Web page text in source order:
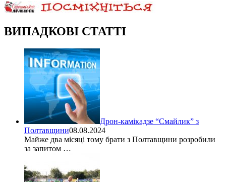
ВИПАДКОВІ СТАТТІ
Дрон-камікадзе “Смайлик” з
Полтавщини08.08.2024
Майже два місяці тому брати з Полтавщини розробили
за запитом …